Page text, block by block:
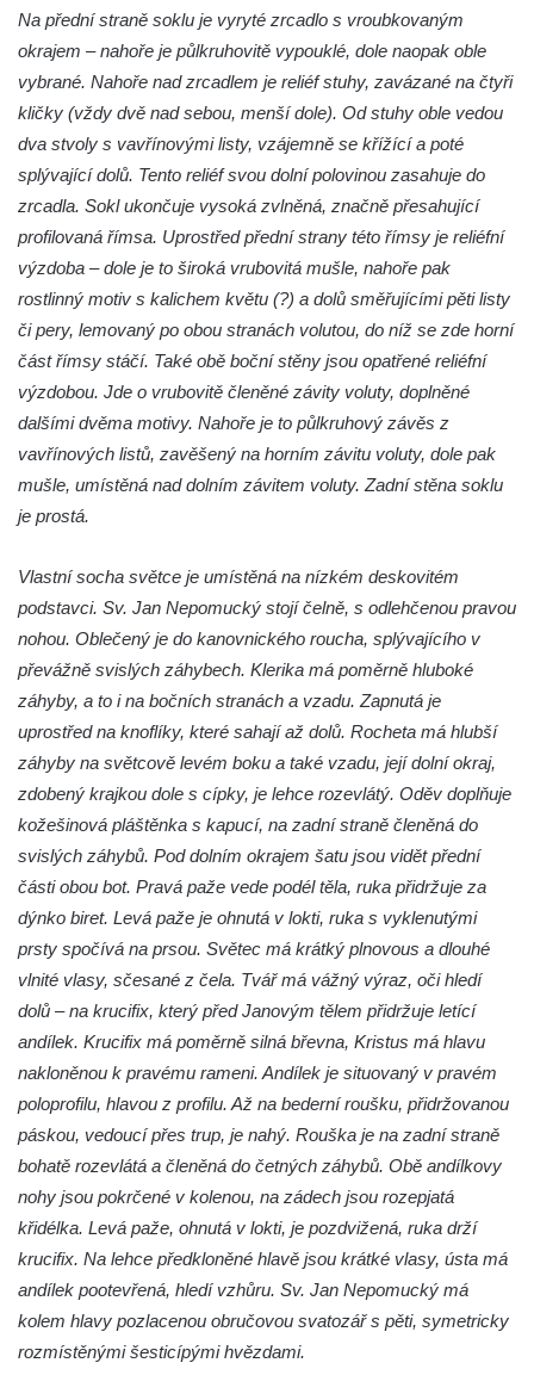
Socha Vážka v ZOO Hluboká
Socha Volavka v ZOO Hluboká
Flamingo trůn v ZOO Hluboká
Lavička Kůň Převalského v ZOO Hluboká
Lysá nad Labem, barokní město Šporkovo
Socha Opičákovník v ZOO Hluboká
Socha Roháč v ZOO Hluboká
Socha Mystik v ZOO Hluboká
Reliéf Rodina a práce na budově záložny
čp. 69/1 v Českých Budějovicích
Socha Krista klesajícího pod křížem u
kostela svatého Mikuláše v Českých
Budějovicích
kostela svaté Rodiny v Českých
Budějovicích
Socha S tebou v parku na Senovážném
náměstí v Českých Budějovicích
náměstí v Českých Budějovicích
Pomník Vojtěcha Adalberta Lanny v parku
Na Sadech v Českých Budějovicích
Pomník Přemysla Otakara II. v parku Na
Sadech v Českých Budějovicích
Socha Mateřství v parku Na Sadech v
Českých Budějovicích
Památník Otokara Mokrého v parku Na
Sadech v Českých Budějovicích
Socha Civilizovaní na Husově třídě v
Českých Budějovicích
Socha svatého Jana Nepomuckého Na
Sadech u Mlýnské stoky v Českých
Budějovicích
Sochy brouků u Mlýnské stoky v Českých
Na přední straně soklu je vyryté zrcadlo s vroubkovaným
okrajem – nahoře je půlkruhovitě vypouklé, dole naopak oble
vybrané. Nahoře nad zrcadlem je reliéf stuhy, zavázané na čtyři
kličky (vždy dvě nad sebou, menší dole). Od stuhy oble vedou
dva stvoly s vavřínovými listy, vzájemně se křížící a poté
splývající dolů. Tento reliéf svou dolní polovinou zasahuje do
zrcadla. Sokl ukončuje vysoká zvlněná, značně přesahující
profilovaná římsa. Uprostřed přední strany této římsy je reliéfní
výzdoba – dole je to široká vrubovitá mušle, nahoře pak
rostlinný motiv s kalichem květu (?) a dolů směřujícími pěti listy
či pery, lemovaný po obou stranách volutou, do níž se zde horní
část římsy stáčí. Také obě boční stěny jsou opatřené reliéfní
výzdobou. Jde o vrubovitě členěné závity voluty, doplněné
dalšími dvěma motivy. Nahoře je to půlkruhový závěs z
vavřínových listů, zavěšený na horním závitu voluty, dole pak
mušle, umístěná nad dolním závitem voluty. Zadní stěna soklu
je prostá.
Vlastní socha světce je umístěná na nízkém deskovitém
podstavci. Sv. Jan Nepomucký stojí čelně, s odlehčenou pravou
nohou. Oblečený je do kanovnického roucha, splývajícího v
převážně svislých záhybech. Klerika má poměrně hluboké
záhyby, a to i na bočních stranách a vzadu. Zapnutá je
uprostřed na knoflíky, které sahají až dolů. Rocheta má hlubší
záhyby na světcově levém boku a také vzadu, její dolní okraj,
zdobený krajkou dole s cípky, je lehce rozevlátý. Oděv doplňuje
kožešinová pláštěnka s kapucí, na zadní straně členěná do
svislých záhybů. Pod dolním okrajem šatu jsou vidět přední
části obou bot. Pravá paže vede podél těla, ruka přidržuje za
dýnko biret. Levá paže je ohnutá v lokti, ruka s vyklenutými
prsty spočívá na prsou. Světec má krátký plnovous a dlouhé
vlnité vlasy, sčesané z čela. Tvář má vážný výraz, oči hledí
dolů – na krucifix, který před Janovým tělem přidržuje letící
andílek. Krucifix má poměrně silná břevna, Kristus má hlavu
nakloněnou k pravému rameni. Andílek je situovaný v pravém
poloprofilu, hlavou z profilu. Až na bederní roušku, přidržovanou
páskou, vedoucí přes trup, je nahý. Rouška je na zadní straně
bohatě rozevlátá a členěná do četných záhybů. Obě andílkovy
nohy jsou pokrčené v kolenou, na zádech jsou rozepjatá
křidélka. Levá paže, ohnutá v lokti, je pozdvižená, ruka drží
krucifix. Na lehce předkloněné hlavě jsou krátké vlasy, ústa má
andílek pootevřená, hledí vzhůru. Sv. Jan Nepomucký má
kolem hlavy pozlacenou obručovou svatozář s pěti, symetricky
rozmístěnými šesticípými hvězdami.